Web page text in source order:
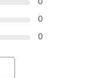
0
0